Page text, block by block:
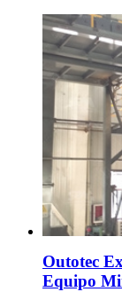
Outotec
Equipo